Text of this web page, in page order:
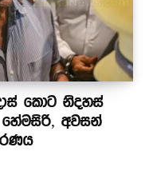
කොට නිදහස්
අවසන්